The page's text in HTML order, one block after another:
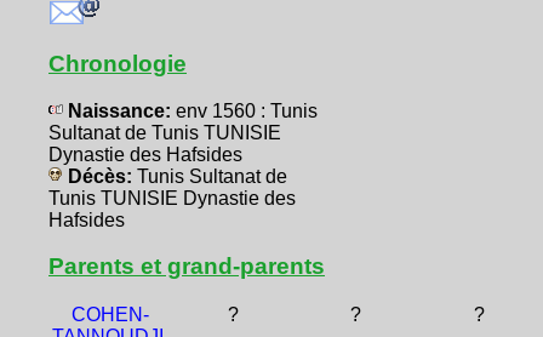
Chronologie
Naissance: env 1560 : Tunis
Sultanat de Tunis TUNISIE
Dynastie des Hafsides
Décès: Tunis Sultanat de
Tunis TUNISIE Dynastie des
Hafsides
Parents et grand-parents
COHEN-
? ? ?